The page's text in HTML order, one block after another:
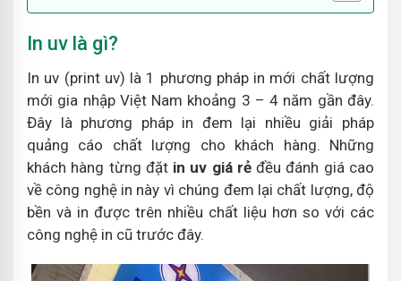
In uv là gì?
In uv (print uv) là 1 phương pháp in mới chất lượng
mới gia nhập Việt Nam khoảng 3 – 4 năm gần đây.
Đây là phương pháp in đem lại nhiều giải pháp
quảng cáo chất lượng cho khách hàng. Những
khách hàng từng đặt in uv giá rẻđều đánh giá cao
về công nghệ in này vì chúng đem lại chất lượng, độ
bền và in được trên nhiều chất liệu hơn so với các
công nghệ in cũ trước đây.